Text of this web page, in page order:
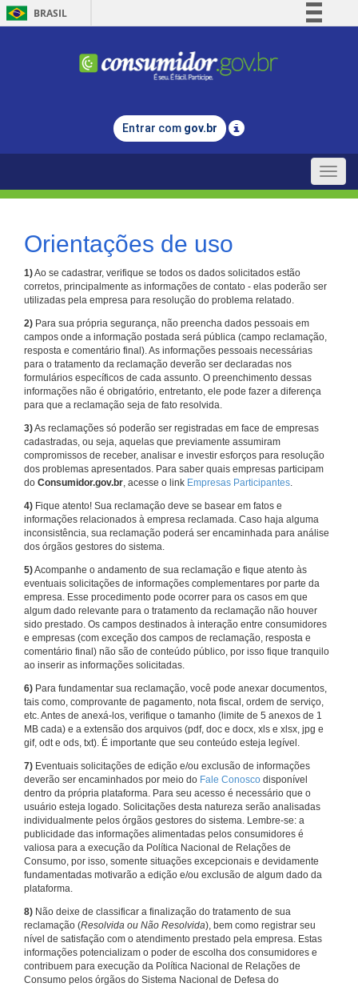
BRASIL
Comunica BR
Legislação
Entrar com gov.br
Toggle
Orientações de uso
1)Ao se cadastrar, verifique se todos os dados solicitados estão
corretos, principalmente as informações de contato - elas poderão ser
utilizadas pela empresa para resolução do problema relatado.
2) Para sua própria segurança, não preencha dados pessoais em
campos onde a informação postada será pública (campo reclamação,
resposta e comentário final). As informações pessoais necessárias
para o tratamento da reclamação deverão ser declaradas nos
formulários específicos de cada assunto. O preenchimento dessas
informações não é obrigatório, entretanto, ele pode fazer a diferença
para que a reclamação seja de fato resolvida.
3)As reclamações só poderão ser registradas em face de empresas
cadastradas, ou seja, aquelas que previamente assumiram
compromissos de receber, analisar e investir esforços para resolução
dos problemas apresentados. Para saber quais empresas participam
do Consumidor.gov.br, acesse o link Empresas Participantes.
4) Fique atento! Sua reclamação deve se basear em fatos e
informações relacionados à empresa reclamada. Caso haja alguma
inconsistência, sua reclamação poderá ser encaminhada para análise
dos órgãos gestores do sistema.
5)Acompanhe o andamento de sua reclamação e fique atento às
eventuais solicitações de informações complementares por parte da
empresa. Esse procedimento pode ocorrer para os casos em que
algum dado relevante para o tratamento da reclamação não houver
sido prestado. Os campos destinados à interação entre consumidores
e empresas (com exceção dos campos de reclamação, resposta e
comentário final) não são de conteúdo público, por isso fique tranquilo
ao inserir as informações solicitadas.
6) Para fundamentar sua reclamação, você pode anexar documentos,
tais como, comprovante de pagamento, nota fiscal, ordem de serviço,
etc. Antes de anexá-los, verifique o tamanho (limite de 5 anexos de 1
MB cada) e a extensão dos arquivos (pdf, doc e docx, xls e xlsx, jpg e
gif, odt e ods, txt). É importante que seu conteúdo esteja legível.
7) Eventuais solicitações de edição e/ou exclusão de informações
deverão ser encaminhados por meio do Fale Conosco disponível
dentro da própria plataforma. Para seu acesso é necessário que o
usuário esteja logado. Solicitações desta natureza serão analisadas
individualmente pelos órgãos gestores do sistema. Lembre-se: a
publicidade das informações alimentadas pelos consumidores é
valiosa para a execução da Política Nacional de Relações de
Consumo, por isso, somente situações excepcionais e devidamente
fundamentadas motivarão a edição e/ou exclusão de algum dado da
plataforma.
8) Não deixe de classificar a finalização do tratamento de sua
reclamação (Resolvida ou Não Resolvida), bem como registrar seu
nível de satisfação com o atendimento prestado pela empresa. Estas
informações potencializam o poder de escolha dos consumidores e
contribuem para execução da Política Nacional de Relações de
Consumo pelos órgãos do Sistema Nacional de Defesa do